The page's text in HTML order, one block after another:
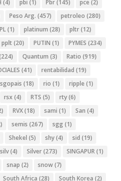
(4) pbi (1) Pbr(145) pce (2)
Peso Arg. (457) petroleo (280)
PL(1) platinum (28) pltr(12)
pplt (20) PUTIN (1) PYMES (234)
Quantum (3) Ratio (919)
(41) rentabilidad (19)
(18) rio (1) ripple (1)
rsx (4) RTS (5) rty(6)
RVX(18) sami (1) San (4)
semis (267) sgg (1)
Shekel (5) shy(4) sid (19)
silv(4) Silver(273) SINGAPUR(1)
snap (2) snow(7)
South Africa (28) South Korea (2)